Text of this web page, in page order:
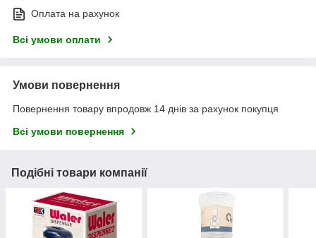
Оплата на рахунок
Всі умови оплати
Умови повернення
Повернення товару впродовж 14 днів за рахунок покупця
Всі умови повернення
Подібні товари компанії